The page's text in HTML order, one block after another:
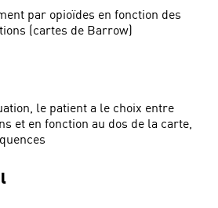
par opioïdes en fonction des
(cartes de Barrow)
le patient a le choix entre
et en fonction au dos de la carte,